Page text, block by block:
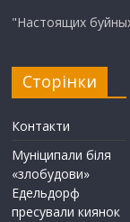
"Настоящих
Сторінки
Контакти
Муніципали біля
«злобудови»
Едельдорф
пресували киянок